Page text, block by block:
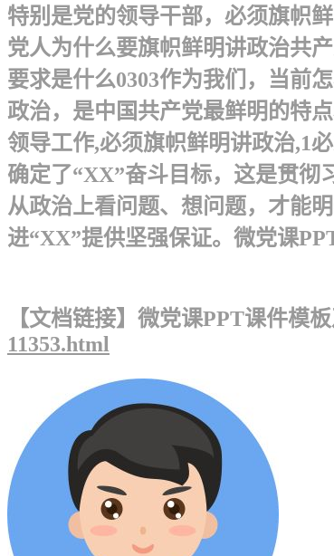
特别是党的领导干部，必须旗帜
党人为什么要旗帜鲜明讲政治共
要求是什么0303作为我们，当前
政治，是中国共产党最鲜明的特
领导工作,必须旗帜鲜明讲政治,1
确定了“XX”奋斗目标，这是贯彻
从政治上看问题、想问题，才能
进“XX”提供坚强保证。微党课
【文档链接】微党课PPT课件模
11353.html